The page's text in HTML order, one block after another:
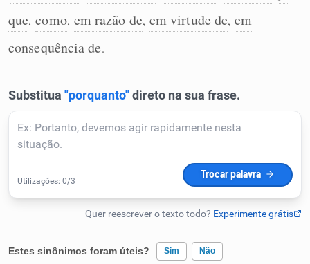
Detector de IA
Humanizador de IA
Caça-palavras
que, como, em razão de, em virtude de, em
consequência de.
Estes sinônimos foram úteis? Sim Não